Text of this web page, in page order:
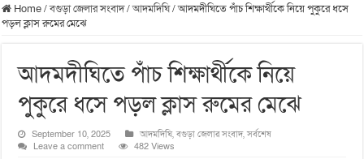
Home/বগুড়া জেলার সংবাদ/আদমদিঘি/আদমদীঘিতে পাঁচ শিক্ষার্থীকে নিয়ে পুকুরে ধসে
পড়ল ক্লাস রুমের মেঝে
আদমদীঘিতে পাঁচ শিক্ষার্থীকে নিয়ে
পুকুরে ধসে পড়ল ক্লাস রুমের মেঝে
September 10, 2025 আদমদিঘি,বগুড়া জেলার সংবাদ,সর্বশেষ
Leave a comment
482 Views